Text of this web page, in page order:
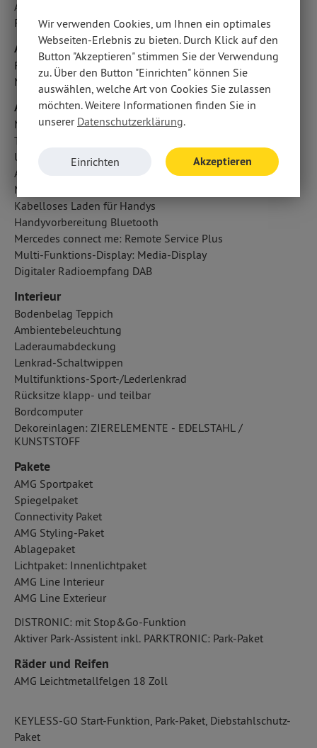
Außentemperatur Anzeige
Reifendruckkontrolle
Airbags
Fahrer- /Beifahrerairbag
Mittelairbag
Audio & Kommunikation
Navigationssystem
Touchscreen Bedienung
USB Anschluss, Bluetooth Audiostreaming
Android Auto u. Apple CarPlay
Multimedia-System
Kabelloses Laden für Handys
Handyvorbereitung Bluetooth
Mercedes connect me: Remote Service Plus
Multi-Funktions-Display: Media-Display
Digitaler Radioempfang DAB
Interieur
Bodenbelag Teppich
Ambientebeleuchtung
Laderaumabdeckung
Lenkrad-Schaltwippen
Multifunktions-Sport-/Lederlenkrad
Rücksitze klapp- und teilbar
Bordcomputer
Dekoreinlagen: ZIERELEMENTE - EDELSTAHL /
KUNSTSTOFF
Pakete
AMG Sportpaket
Spiegelpaket
Connectivity Paket
AMG Styling-Paket
Ablagepaket
Lichtpaket: Innenlichtpaket
AMG Line Interieur
AMG Line Exterieur
DISTRONIC: mit Stop&Go-Funktion
Aktiver Park-Assistent inkl. PARKTRONIC: Park-Paket
Räder und Reifen
AMG Leichtmetallfelgen 18 Zoll
KEYLESS-GO Start-Funktion, Park-Paket, Diebstahlschutz-
Paket
Wir verwenden Cookies, um Ihnen ein optimales
Webseiten-Erlebnis zu bieten. Durch Klick auf den
Button "Akzeptieren" stimmen Sie der Verwendung
zu. Über den Button "Einrichten" können Sie
auswählen, welche Art von Cookies Sie zulassen
möchten. Weitere Informationen finden Sie in
unserer Datenschutzerklärung.
Einrichten Akzeptieren